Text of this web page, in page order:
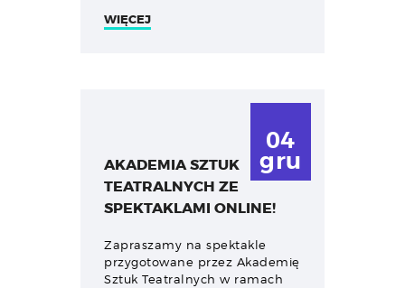
WIĘCEJ
04
gru
AKADEMIA SZTUK
TEATRALNYCH ZE
SPEKTAKLAMI ONLINE!
Zapraszamy na spektakle
przygotowane przez Akademię
Sztuk Teatralnych w ramach